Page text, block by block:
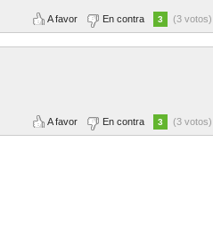
A favor En contra 3 (3 votos)
A favor En contra 3 (3 votos)